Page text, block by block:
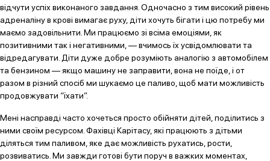
відчути успіх виконаного завдання. Одночасно з тим високий рівень
адреналіну в крові вимагає руху, діти хочуть бігати і цю потребу ми
маємо задовільнити. Ми працюємо зі всіма емоціями, як
позитивними так і негативними, — вчимось їх усвідомлювати та
відредагувати. Діти дуже добре розуміють аналогію з автомобілем
та бензином — якщо машину не заправити, вона не поїде, і от
разом в різний спосіб ми шукаємо це паливо, щоб мати можливість
продовжувати “їхати”.
Мені насправді часто хочеться просто обійняти дітей, поділитись з
ними своїм ресурсом. Фахівці Карітасу, які працюють з дітьми
діляться тим паливом, яке дає можливість рухатись, рости,
розвиватись. Ми завжди готові бути поруч в важких моментах,